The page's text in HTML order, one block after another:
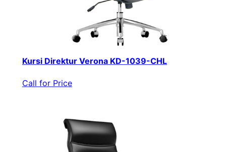
Kursi Direktur Verona KD-1039-CHL
Call for Price